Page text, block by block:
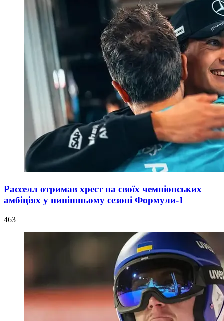
Расселл отримав хрест на своїх чемпіонських
амбіціях у нинішньому сезоні Формули-1
463